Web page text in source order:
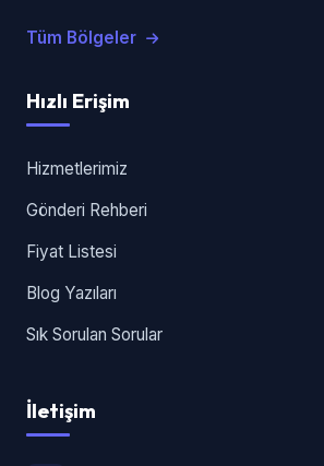
Tüm Bölgeler
Hızlı Erişim
Hizmetlerimiz
Gönderi Rehberi
Fiyat Listesi
Blog Yazıları
Sık Sorulan Sorular
İletişim